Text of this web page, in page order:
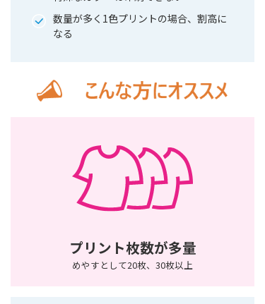
数量が多く1色プリントの場合、割高に
なる
プリント枚数が多量
めやすとして20枚、30枚以上